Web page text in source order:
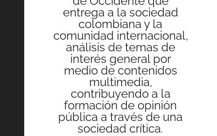
entrega a la sociedad
colombiana y la
comunidad internacional,
análisis de temas de
interés general por
medio de contenidos
multimedia,
contribuyendo a la
formación de opinión
pública a través de una
sociedad crítica.